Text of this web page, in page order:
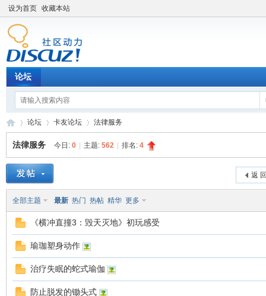
设为首页 收藏本站
论坛
»
论坛
›
卡友论坛 法律服务
法律服务 今日: 0 主题: 562 排名: 4
返
全部主题 最新 热门 热帖 精华 更多
《横冲直撞3：毁天灭地》初玩感受
瑜珈塑身动作
治疗失眠的蛇式瑜伽
防止脱发的锄头式